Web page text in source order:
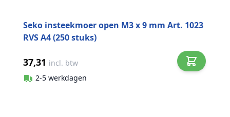
Seko insteekmoer open M3 x 9 mm Art. 1023
RVS A4 (250 stuks)
37,31 incl. btw
2-5 werkdagen